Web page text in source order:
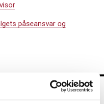
påseansvar og